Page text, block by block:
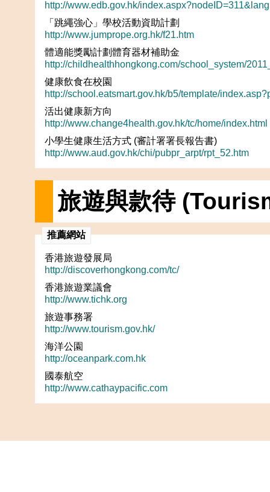
http://www.edb.gov.hk/
「跳繩強心」學校活動資助計劃
http://www.jumprope.org.hk/f21.htm
體適能獎勵計劃體育器材補助金
http://childhealthhongkong.com/school_system/
健康飲食在校園
http://school.eatsmart.gov.hk/b5/template/
活出健康新方向
http://www.change4health.gov.hk/tc/home/index.html
小學生健康生活方式 (審計署署長報告書)
http://www.aud.gov.hk/chi/pubpr_arpt/rpt_52.htm
旅遊與款待
推薦網站
香港旅遊發展局
http://discoverhongkong.com/tc/
香港旅遊業議會
http://www.tichk.org
旅遊事務署
http://www.tourism.gov.hk/
海洋公園
http://oceanpark.com.hk
國泰航空
http://www.cathaypacific.com